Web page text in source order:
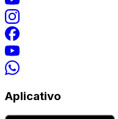
Aplicativo